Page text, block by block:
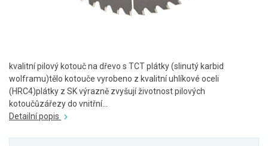
kvalitní pilový kotouč na dřevo s TCT plátky (slinutý karbid
wolframu)tělo kotouče vyrobeno z kvalitní uhlíkové oceli
(HRC4)plátky z SK výrazně zvyšují životnost pilových
kotoučůzářezy do vnitřní...
Detailní popis